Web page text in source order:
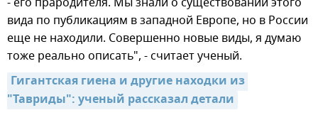
вида по публикациям в западной Европе, но в России
еще не находили. Совершенно новые виды, я думаю
тоже реально описать", - считает ученый.
Гигантская гиена и другие находки из
"Тавриды": ученый рассказал детали